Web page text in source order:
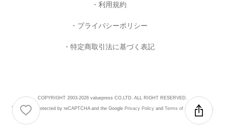
利用規約
プライバシーポリシー
特定商取引法に基づく表記
COPYRIGHT 2003-2026 valuepress CO,LTD. ALL RIGHT RESERVED.
This site is protected by reCAPTCHA and the Google Privacy Policyand Terms of Serviceapply.